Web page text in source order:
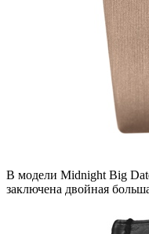
В модели Midnight Big
заключена двойная